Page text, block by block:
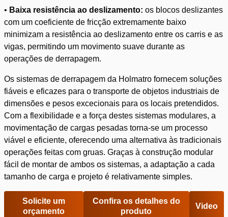
• Baixa resistência ao deslizamento: os blocos deslizantes
com um coeficiente de fricção extremamente baixo
minimizam a resistência ao deslizamento entre os carris e as
vigas, permitindo um movimento suave durante as
operações de derrapagem.
Os sistemas de derrapagem da Holmatro fornecem soluções
fiáveis e eficazes para o transporte de objetos industriais de
dimensões e pesos excecionais para os locais pretendidos.
Com a flexibilidade e a força destes sistemas modulares, a
movimentação de cargas pesadas torna-se um processo
viável e eficiente, oferecendo uma alternativa às tradicionais
operações feitas com gruas. Graças à construção modular
fácil de montar de ambos os sistemas, a adaptação a cada
tamanho de carga e projeto é relativamente simples.
Solicite um
orçamento
Confira os detalhes do
produto
Video